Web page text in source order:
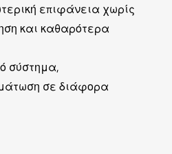
επιφάνεια χωρίς
και καθαρότερα
σύστημα,
σε διάφορα